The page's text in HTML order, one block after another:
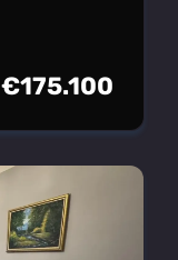
€175.100